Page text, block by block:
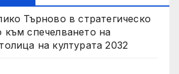
Търново в стратегическо
към спечелването на
на културата 2032